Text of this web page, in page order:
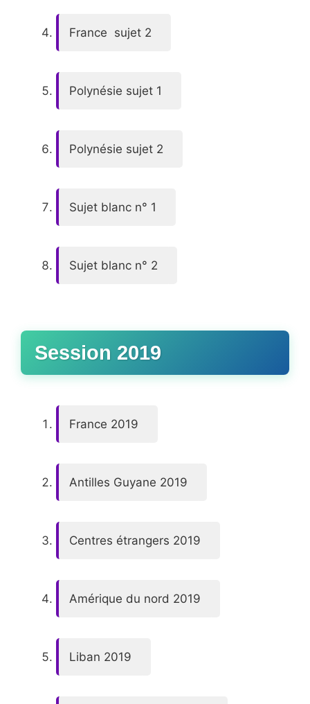
France sujet 2
Polynésie sujet 1
Polynésie sujet 2
Sujet blanc n° 1
Sujet blanc n° 2
Session 2019
France 2019
Antilles Guyane 2019
Centres étrangers 2019
Amérique du nord 2019
Liban 2019